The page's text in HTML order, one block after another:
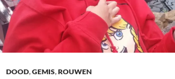
DOOD,GEMIS,ROUWEN